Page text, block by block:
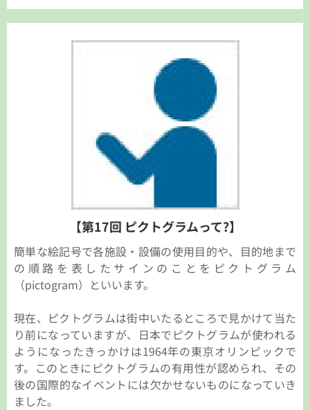
【第17回 ピクトグラムって?】
簡単な絵記号で各施設・設備の使用目的や、目的地まで
の順路を表したサインのことをピクトグラム
（pictogram）といいます。
現在、ピクトグラムは街中いたるところで見かけて当た
り前になっていますが、日本でピクトグラムが使われる
ようになったきっかけは1964年の東京オリンピックで
す。このときにピクトグラムの有用性が認められ、その
後の国際的なイベントには欠かせないものになっていき
ました。